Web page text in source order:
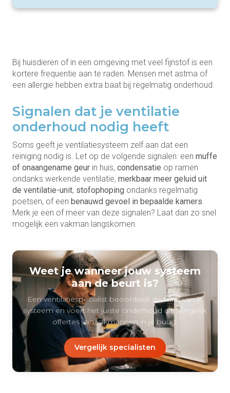
Bij huisdieren of in een omgeving met veel fijnstof is een
kortere frequentie aan te raden. Mensen met astma of
een allergie hebben extra baat bij regelmatig onderhoud.
Signalen dat je ventilatie
onderhoud nodig heeft
Soms geeft je ventilatiesysteem zelf aan dat een
reiniging nodig is. Let op de volgende signalen: een muffe
of onaangename geur in huis, condensatie op ramen
ondanks werkende ventilatie, merkbaar meer geluid uit
de ventilatie-unit, stofophoping ondanks regelmatig
poetsen, of een benauwd gevoel in bepaalde kamers.
Merk je een of meer van deze signalen? Laat dan zo snel
mogelijk een vakman langskomen.
Weet je wanneer jouw systeem
aan de beurt is?
Een ventilatiespecialist beoordeelt de staat van je
systeem en voert het juiste onderhoud uit. Vergelijk
offertes van vakmannen in je buurt.
Vergelijk specialisten